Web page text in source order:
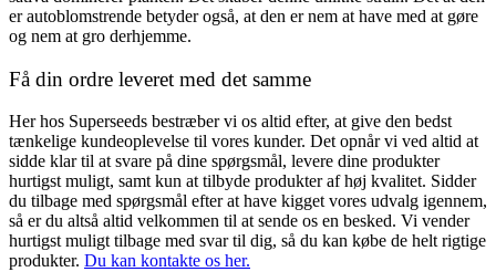
er autoblomstrende betyder også, at den er nem at have med at gøre
og nem at gro derhjemme.
Få din ordre leveret med det samme
Her hos Superseeds bestræber vi os altid efter, at give den bedst
tænkelige kundeoplevelse til vores kunder. Det opnår vi ved altid at
sidde klar til at svare på dine spørgsmål, levere dine produkter
hurtigst muligt, samt kun at tilbyde produkter af høj kvalitet. Sidder
du tilbage med spørgsmål efter at have kigget vores udvalg igennem,
så er du altså altid velkommen til at sende os en besked. Vi vender
hurtigst muligt tilbage med svar til dig, så du kan købe de helt rigtige
produkter. Du kan kontakte os her.